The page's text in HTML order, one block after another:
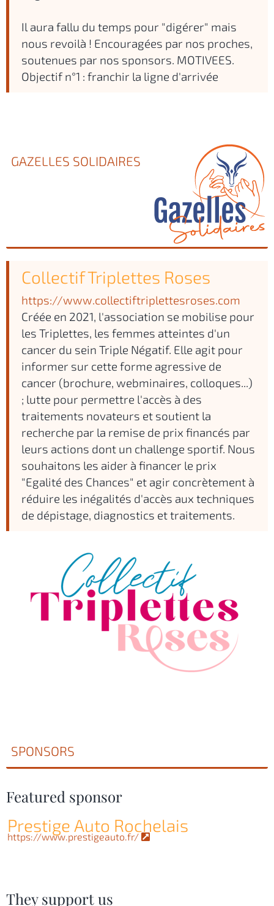
Il aura fallu du temps pour "digérer" mais
nous revoilà ! Encouragées par nos proches,
soutenues par nos sponsors. MOTIVEES.
Objectif n°1 : franchir la ligne d'arrivée
GAZELLES SOLIDAIRES
Collectif Triplettes Roses
https://www.collectiftriplettesroses.com
Créée en 2021, l'association se mobilise pour
les Triplettes, les femmes atteintes d'un
cancer du sein Triple Négatif. Elle agit pour
informer sur cette forme agressive de
cancer (brochure, webminaires, colloques...)
; lutte pour permettre l'accès à des
traitements novateurs et soutient la
recherche par la remise de prix financés par
leurs actions dont un challenge sportif. Nous
souhaitons les aider à financer le prix
"Egalité des Chances" et agir concrètement à
réduire les inégalités d'accès aux techniques
de dépistage, diagnostics et traitements.
SPONSORS
Featured sponsor
Prestige Auto Rochelais
https://www.prestigeauto.fr/
They support us